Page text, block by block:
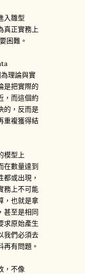
入雛型
真正實務上
困難。
理論與實
是把實際的
，而這個約
的，反而是
重複獲得結
模型上
在數量達到
都或出現，
務上不可能
，也就是拿
甚至是相同
求原始產生
我們必須去
有問題。
，不像